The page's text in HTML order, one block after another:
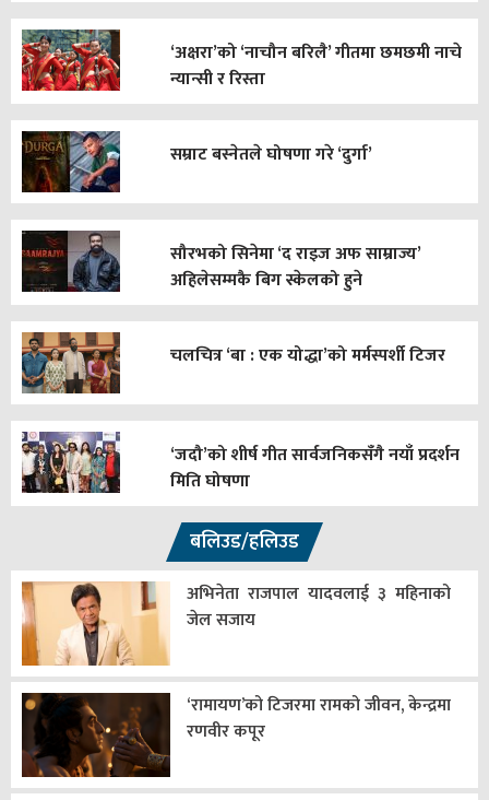
‘अक्षरा’को ‘नाचौन बरिलै’ गीतमा छमछमी नाचे
न्यान्सी र रिस्ता
सम्राट बस्नेतले घोषणा गरे ‘दुर्गा’
सौरभको सिनेमा ‘द राइज अफ साम्राज्य’
अहिलेसम्मकै बिग स्केलको हुने
चलचित्र ‘बा : एक योद्धा’को मर्मस्पर्शी टिजर
‘जदौ’को शीर्ष गीत सार्वजनिकसँगै नयाँ प्रदर्शन
मिति घोषणा
बलिउड/हलिउड
अभिनेता राजपाल यादवलाई ३ महिनाको
जेल सजाय
‘रामायण’को टिजरमा रामको जीवन, केन्द्रमा
रणवीर कपूर